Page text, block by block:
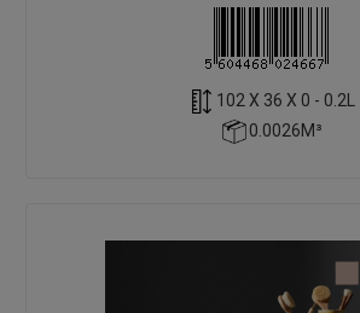
102 X 36 X 0 - 0.2L
0.0026M³